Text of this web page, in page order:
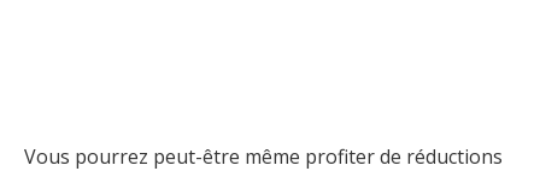
Vous pourrez peut-être même profiter de réductions